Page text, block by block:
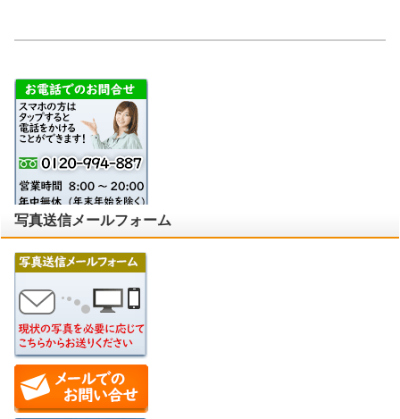
写真送信メールフォーム